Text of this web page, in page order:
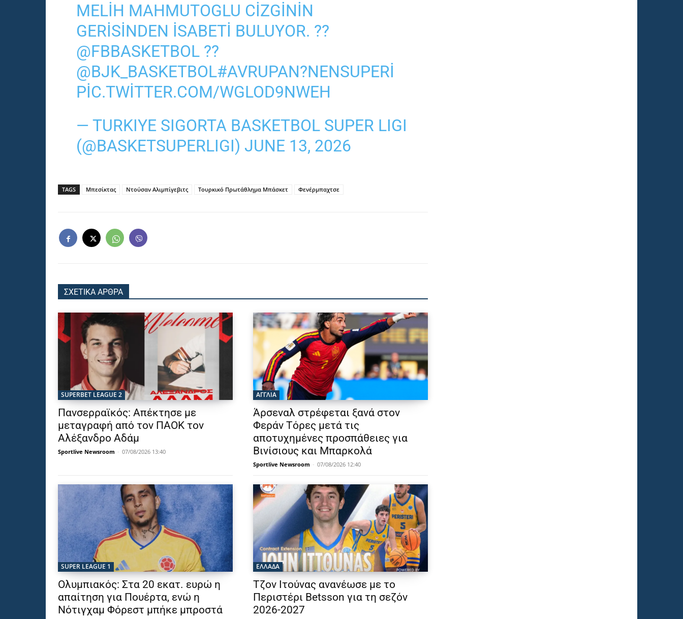
MELIH MAHMUTOGLU CIZGININ
GERISINDEN ISABETI BULUYOR. ??
@FBBASKETBOL ??
@BJK_BASKETBOL#AVRUPAN?NENSUPERI
PIC.TWITTER.COM/WGLOD9NWEH
— TURKIYE SIGORTA BASKETBOL SUPER LIGI
(@BASKETSUPERLIGI) JUNE 13, 2026
TAGS Μπεσίκτας Ντούσαν Αλιμπίγεβιτς Τουρκικό Πρωτάθλημα Μπάσκετ Φενέρμπαχτσε
ΣΧΕΤΙΚΑ ΑΡΘΡΑ
SUPERBET LEAGUE 2
Πανσερραϊκός: Απέκτησε με
μεταγραφή από τον ΠΑΟΚ τον
Αλέξανδρο Αδάμ
Sportlive Newsroom - 07/08/2026 13:40
ΑΓΓΛΙΑ
Άρσεναλ στρέφεται ξανά στον
Φεράν Τόρες μετά τις
αποτυχημένες προσπάθειες για
Βινίσιους και Μπαρκολά
Sportlive Newsroom - 07/08/2026 12:40
SUPER LEAGUE 1
Ολυμπιακός: Στα 20 εκατ. ευρώ η
απαίτηση για Πουέρτα, ενώ η
Νότιγχαμ Φόρεστ μπήκε μπροστά
ΕΛΛΑΔΑ
Τζον Ιτούνας ανανέωσε με το
Περιστέρι Betsson για τη σεζόν
2026-2027